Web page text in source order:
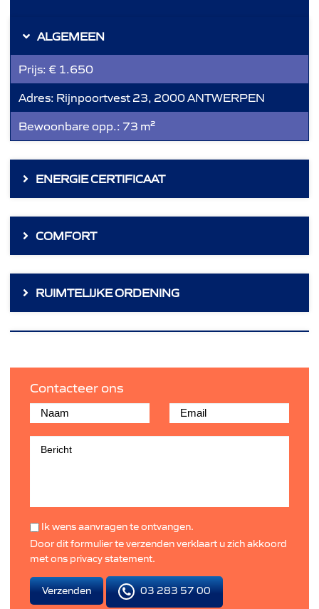
Contacteer ons
Ik wens aanvragen te ontvangen.
Door dit formulier te verzenden verklaart u zich akkoord
met ons privacy statement.
Verzenden 03 283 57 00
ALGEMEEN
Prijs: € 1.650
Adres: Rijnpoortvest 23, 2000 ANTWERPEN
Bewoonbare opp.: 73 m²
ENERGIE CERTIFICAAT
COMFORT
RUIMTELIJKE ORDENING